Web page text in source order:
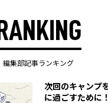
RANKING
編集部記事ランキング
次回のキャンプ
に過ごすために